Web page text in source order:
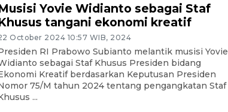
Yovie Widianto sebagai Staf
tangani ekonomi kreatif
October 2024 10:57 WIB, 2024
RI Prabowo Subianto melantik musisi Yovie
sebagai Staf Khusus Presiden bidang
Kreatif berdasarkan Keputusan Presiden
75/M tahun 2024 tentang pengangkatan Staf
...